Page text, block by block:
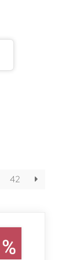
42